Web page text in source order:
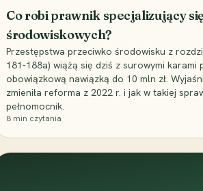
Co robi prawnik specjalizujący
środowiskowych?
Przestępstwa przeciwko środowisku z
181-188a) wiążą się dziś z surowymi karami
obowiązkową nawiązką do 10 mln zł.
zmieniła reforma z 2022 r. i jak w takiej
pełnomocnik.
8 min czytania